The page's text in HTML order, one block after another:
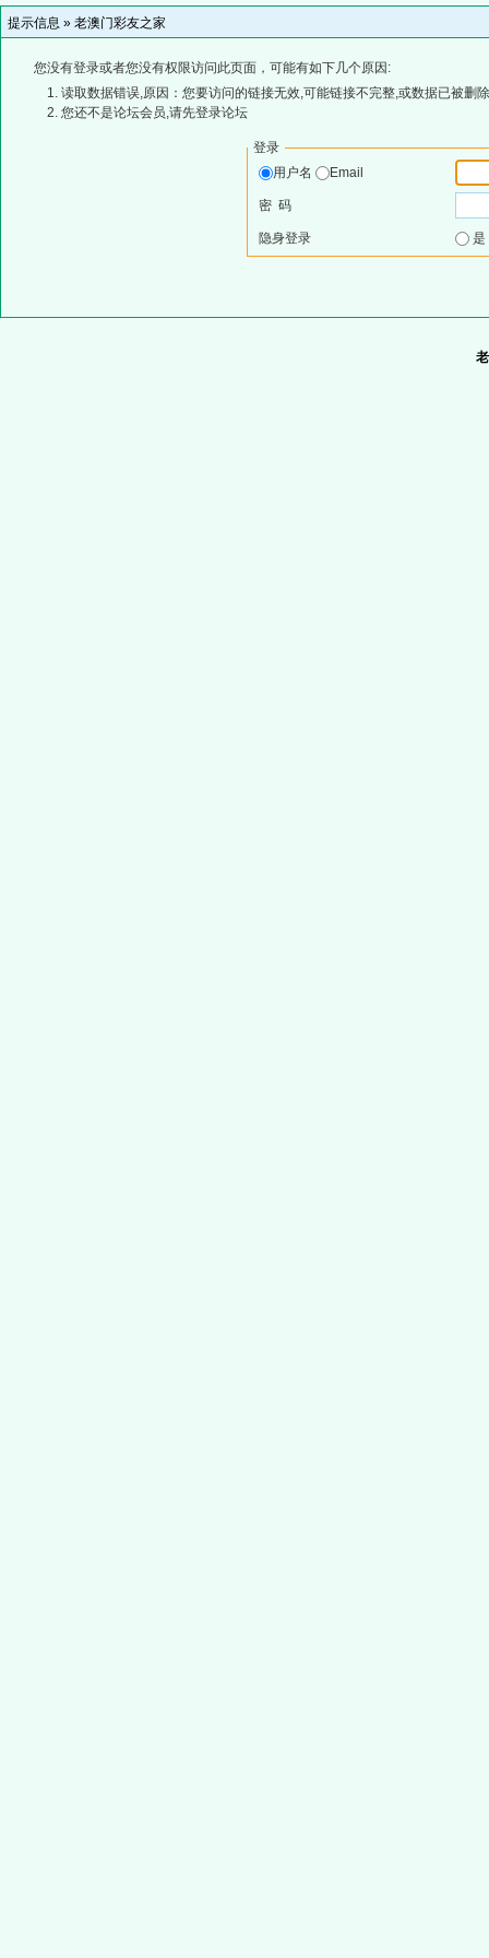
提示信息 » 老澳门彩友之家
您没有登录或者您没有权限访问此页面，可能有如下几个原因:
读取数据错误,原因：您要访问的链接无效,可能链接不完整,或数据已被删
您还不是论坛会员,请先登录论坛
登录
用户名
Email
密 码
隐身登录